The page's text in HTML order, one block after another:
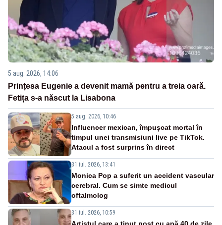
5 aug. 2026, 14:06
Prințesa Eugenie a devenit mamă pentru a treia oară.
Fetița s-a născut la Lisabona
5 aug. 2026, 10:46
Influencer mexican, împușcat mortal în
timpul unei transmisiuni live pe TikTok.
Atacul a fost surprins în direct
31 iul. 2026, 13:41
Monica Pop a suferit un accident vascular
cerebral. Cum se simte medicul
oftalmolog
31 iul. 2026, 10:59
Artistul care a ținut post cu apă 40 de zile,